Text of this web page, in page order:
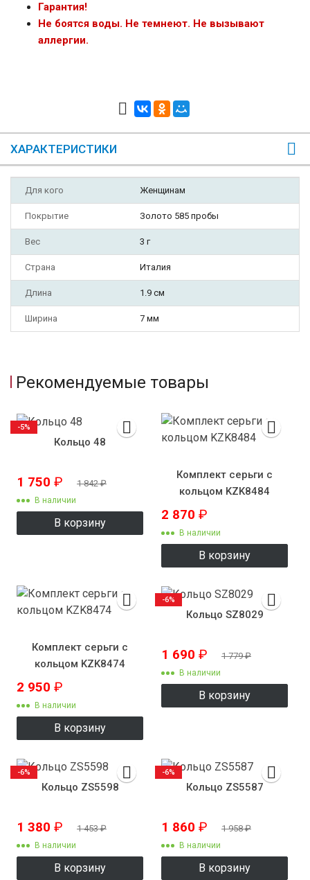
Гарантия!
Не боятся воды. Не темнеют. Не вызывают
аллергии.
ХАРАКТЕРИСТИКИ
Для кого Женщинам
Покрытие Золото 585 пробы
Вес 3 г
Страна Италия
Длина 1.9 см
Ширина 7 мм
Рекомендуемые товары
Кольцо 48
1 750 ₽ 1 842₽
В наличии
В корзину
-5%
Комплект серьги с
кольцом KZK8484
2 870 ₽
В наличии
В корзину
Комплект серьги с
кольцом KZK8474
2 950 ₽
В наличии
В корзину
Кольцо SZ8029
1 690 ₽ 1 779₽
В наличии
В корзину
-6%
Кольцо ZS5598
1 380 ₽ 1 453₽
В наличии
В корзину
-6%
Кольцо ZS5587
1 860 ₽ 1 958₽
В наличии
В корзину
-6%